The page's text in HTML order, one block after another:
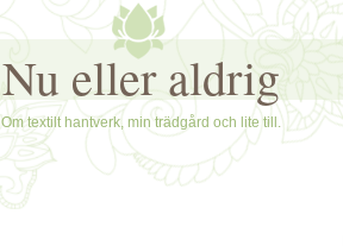
Nu eller aldrig
Om textilt hantverk, min trädgård och lite till.